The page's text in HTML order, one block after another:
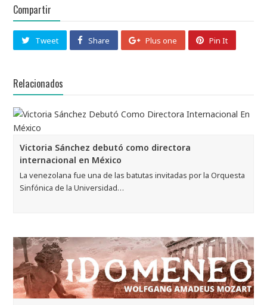
Compartir
Tweet Share Plus one Pin It
Relacionados
Victoria Sánchez debutó como directora
internacional en México
La venezolana fue una de las batutas invitadas por la Orquesta
Sinfónica de la Universidad…